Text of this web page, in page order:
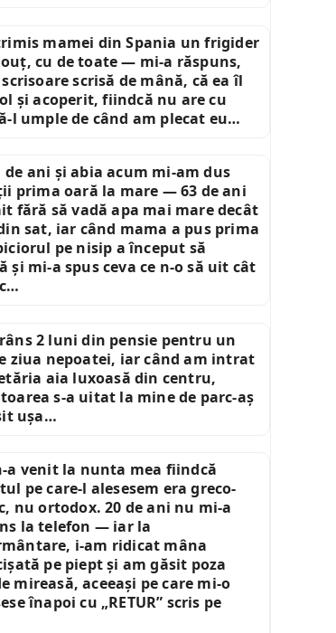
mamei din Spania un frigider
cu de toate — mi-a răspuns,
scrisă de mână, că ea îl
și acoperit, fiindcă nu are cu
l umple de când am plecat eu…
de ani și abia acum mi-am dus
prima oară la mare — 63 de ani
fără să vadă apa mai mare decât
sat, iar când mama a pus prima
pe nisip a început să
și mi-a spus ceva ce n-o să uit cât
2 luni din pensie pentru un
ziua nepoatei, iar când am intrat
aia luxoasă din centru,
s-a uitat la mine de parc-aș
ușa…
a venit la nunta mea fiindcă
pe care-l alesesem era greco-
nu ortodox. 20 de ani nu mi-a
la telefon — iar la
i-am ridicat mâna
pe piept și am găsit poza
mireasă, aceeași pe care mi-o
înapoi cu „RETUR” scris pe